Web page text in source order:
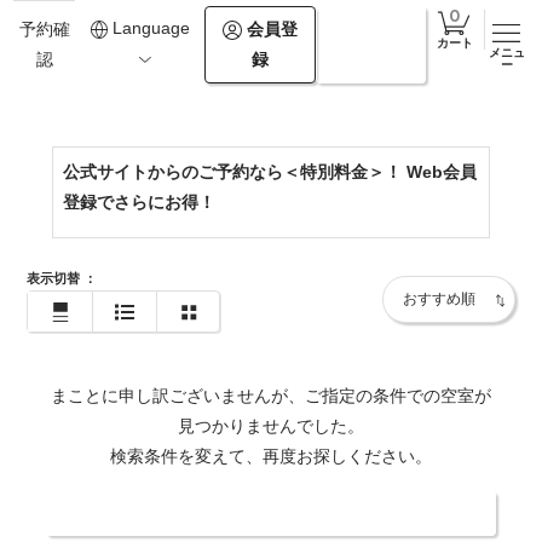
予約確
認
Language
会員登
録
カート
メニュ
ー
011-598-2671
https://www.morino-uta.com/
公式サイトからのご予約なら＜特別料金＞！ Web会員
登録でさらにお得！
表示切替 ：
まことに申し訳ございませんが、ご指定の条件での空室が
見つかりませんでした。
検索条件を変えて、再度お探しください。